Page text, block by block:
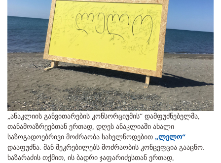
„ანაკლიის განვითარების კონსორციუმის“ დამფუძნებელმა,
თანამოაზრეებთან ერთად, დღეს ანაკლიაში ახალი
საზოგადოებრივი მოძრაობა სახელწოდებით „ლელო“
დააფუძნა. მან შეკრებილებს მოძრაობის კონცეფცია გააცნო.
ხაზარაძის თქმით, ის ბადრი ჯაფარიძესთან ერთად,